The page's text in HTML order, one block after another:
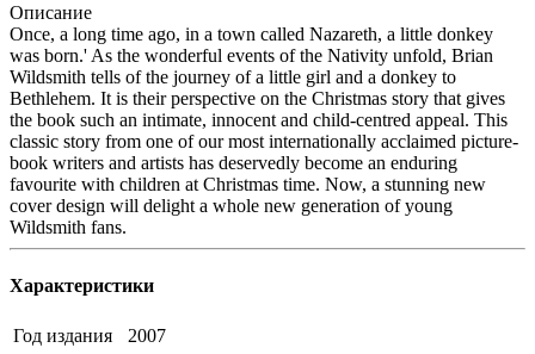
Описание
Once, a long time ago, in a town called Nazareth, a little donkey
was born.' As the wonderful events of the Nativity unfold, Brian
Wildsmith tells of the journey of a little girl and a donkey to
Bethlehem. It is their perspective on the Christmas story that gives
the book such an intimate, innocent and child-centred appeal. This
classic story from one of our most internationally acclaimed picture-
book writers and artists has deservedly become an enduring
favourite with children at Christmas time. Now, a stunning new
cover design will delight a whole new generation of young
Wildsmith fans.
Характеристики
Год издания
2007